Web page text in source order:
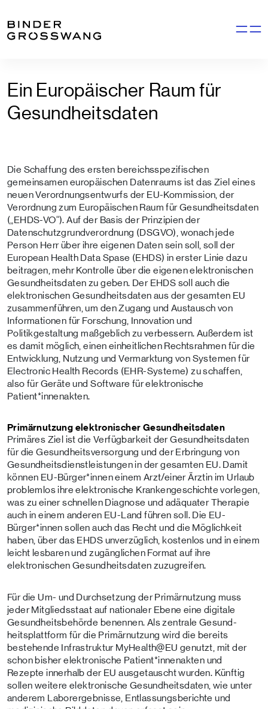
Ein Europäischer Raum für
Gesundheitsdaten
Die Schaffung des ersten bereichsspezifischen
gemeinsamen europäischen Datenraums ist das Ziel eines
neuen Verordnungsentwurfs der EU-Kommission, der
Verordnung zum Europäischen Raum für Gesundheitsdaten
(„EHDS-VO“). Auf der Basis der Prinzipien der
Datenschutzgrundverordnung (DSGVO), wonach jede
Person Herr über ihre eigenen Daten sein soll, soll der
European Health Data Spase (EHDS) in erster Linie dazu
beitragen, mehr Kontrolle über die eigenen elektronischen
Gesundheitsdaten zu geben. Der EHDS soll auch die
elektronischen Gesundheitsdaten aus der gesamten EU
zusammenführen, um den Zugang und Austausch von
Informationen für Forschung, Innovation und
Politikgestaltung maßgeblich zu verbessern. Außerdem ist
es damit möglich, einen einheitlichen Rechtsrahmen für die
Entwicklung, Nutzung und Vermarktung von Systemen für
Electronic Health Records (EHR-Systeme) zu schaffen,
also für Geräte und Software für elektronische
Patient*innenakten.
Primärnutzung elektronischer Gesundheitsdaten
Primäres Ziel ist die Verfügbarkeit der Gesundheitsdaten
für die Gesundheits­versorgung und der Erbringung von
Gesundheitsdienstleistungen in der gesamten EU. Damit
können EU-Bürger*innen einem Arzt/einer Ärztin im Urlaub
problemlos ihre elektronische Krankengeschichte vorlegen,
was zu einer schnellen Diagnose und adäquater Therapie
auch in einem anderen EU-Land führen soll. Die EU-
Bürger*innen sollen auch das Recht und die Möglichkeit
haben, über das EHDS unverzüglich, kostenlos und in einem
leicht lesbaren und zugänglichen Format auf ihre
elektronischen Gesundheitsdaten zuzugreifen.
Für die Um- und Durchsetzung der Primärnutzung muss
jeder Mitgliedsstaat auf nationaler Ebene eine digitale
Gesundheitsbehörde benennen. Als zentrale Gesund­
heitsplattform für die Primärnutzung wird die bereits
bestehende Infrastruktur MyHealth@EU genutzt, mit der
schon bisher elektronische Patient*innenakten und
Rezepte innerhalb der EU ausgetauscht wurden. Künftig
sollen weitere elektronische Gesundheitsdaten, wie unter
anderem Laborergebnisse, Entlassungs­berichte und